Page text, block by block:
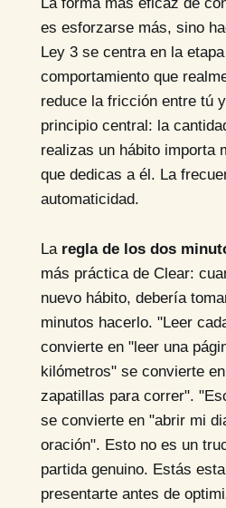
La forma más eficaz de
es esforzarse más, sino
Ley 3 se centra en la
comportamiento que
reduce la fricción entre tú
principio central: la
realizas un hábito importa
que dedicas a él. La
automaticidad.
La regla de los dos
más práctica de Clear:
nuevo hábito, debería
minutos hacerlo. "Leer
convierte en "leer una
kilómetros" se convierte
zapatillas para correr".
se convierte en "abrir mi
oración". Esto no es un
partida genuino. Estás
presentarte antes de